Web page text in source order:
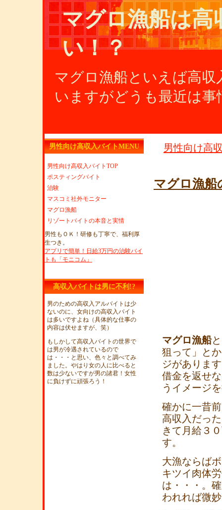
マグロ漁船は高
い！？
マグロ漁船といえば高
いますがどうも最近は
男性向け高
マグロ漁船
マグロ漁船
狙って」と
ジがありま
借金を返せ
うイメージ
確かに一昔
高収入だっ
きて月給３
す。
大漁ならば
キツイ肉体
は・・・。
われれば微
男性向け高収入バイトMENU
男性向け高収入バイトTOP
ポスティングバイト
治験
マスコミ社外モニター
マグロ漁船
リゾートバイトの本音と実情
男性もＯＫ！研修も丁寧で、福利厚
生つき。
アプリで簡単！日給3万円の治験バイ
トも「モニコム」
高収入バイトは男に不利!?
男のための高収入アルバイトは少
ないのに、女向けの高収入バイト
は多いですよね（具体的な仕事の
内容は伏せますが、笑）
もしかして高収入バイトの世界で
は男が冷遇されているので
は・・・と思い、色々と調べてみ
ました。やはり女の人に比べると
数は少ないですが男の諸君！女性
に負けずに頑張ろう！